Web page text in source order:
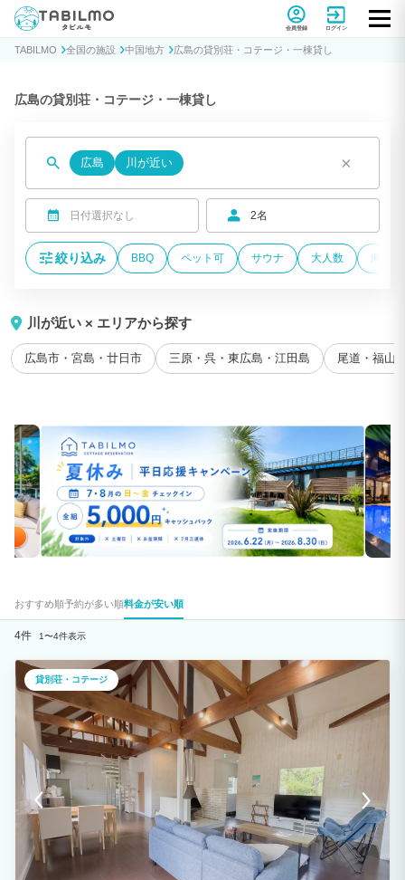
貸別荘コテージ・一棟貸し宿泊予約サイトTABILMO(タビルモ)
会員登録 ログイン
TABILMO 全国の施設 中国地方 広島の貸別荘・コテージ・一棟貸し
広島の貸別荘・コテージ・一棟貸し
広島 川が近い ×
日付選択なし 2名
絞り込み BBQ ペット可 サウナ 大人数 海が
川が近い × エリアから探す
広島市・宮島・廿日市 三原・呉・東広島・江田島 尾道・福山
おすすめ順予約が多い順料金が安い順
4件 1〜4件表示
貸別荘・コテージ